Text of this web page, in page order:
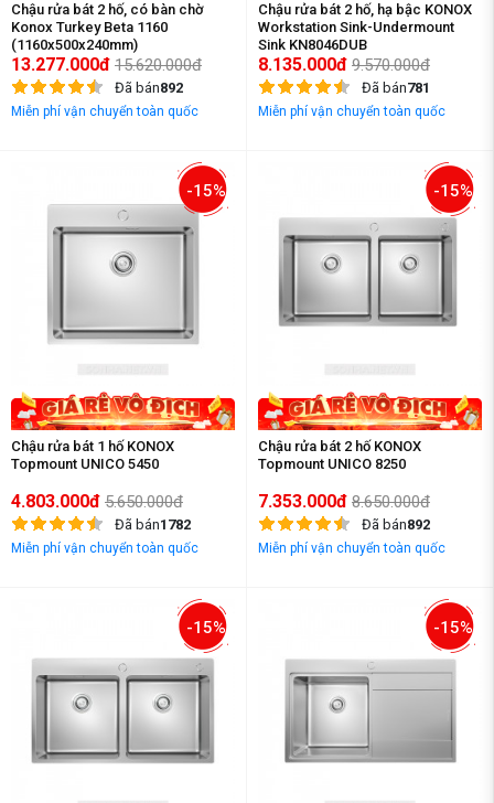
Chậu rửa bát 2 hố, có bàn chờ
Konox Turkey Beta 1160
(1160x500x240mm)
13.277.000đ 15.620.000đ
Đã bán892
Miễn phí vận chuyển toàn quốc
Chậu rửa bát 2 hố, hạ bậc KONOX
Workstation Sink-Undermount
Sink KN8046DUB
8.135.000đ 9.570.000đ
Đã bán781
Miễn phí vận chuyển toàn quốc
-15%
Chậu rửa bát 1 hố KONOX
Topmount UNICO 5450
4.803.000đ 5.650.000đ
Đã bán1782
Miễn phí vận chuyển toàn quốc
-15%
Chậu rửa bát 2 hố KONOX
Topmount UNICO 8250
7.353.000đ 8.650.000đ
Đã bán892
Miễn phí vận chuyển toàn quốc
-15% -15%